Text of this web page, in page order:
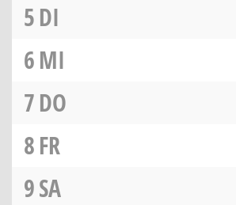
5DI
6MI
7DO
8FR
9SA